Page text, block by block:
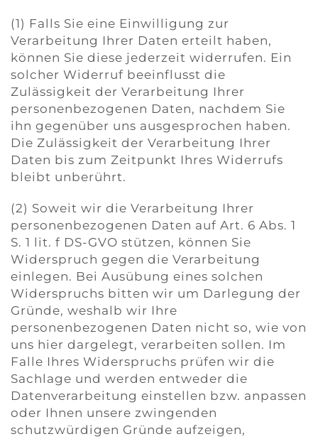
(1) Falls Sie eine Einwilligung zur
Verarbeitung Ihrer Daten erteilt haben,
können Sie diese jederzeit widerrufen. Ein
solcher Widerruf beeinflusst die
Zulässigkeit der Verarbeitung Ihrer
personenbezogenen Daten, nachdem Sie
ihn gegenüber uns ausgesprochen haben.
Die Zulässigkeit der Verarbeitung Ihrer
Daten bis zum Zeitpunkt Ihres Widerrufs
bleibt unberührt.
(2) Soweit wir die Verarbeitung Ihrer
personenbezogenen Daten auf Art. 6 Abs. 1
S. 1 lit. f DS-GVO stützen, können Sie
Widerspruch gegen die Verarbeitung
einlegen. Bei Ausübung eines solchen
Widerspruchs bitten wir um Darlegung der
Gründe, weshalb wir Ihre
personenbezogenen Daten nicht so, wie von
uns hier dargelegt, verarbeiten sollen. Im
Falle Ihres Widerspruchs prüfen wir die
Sachlage und werden entweder die
Datenverarbeitung einstellen bzw. anpassen
oder Ihnen unsere zwingenden
schutzwürdigen Gründe aufzeigen,